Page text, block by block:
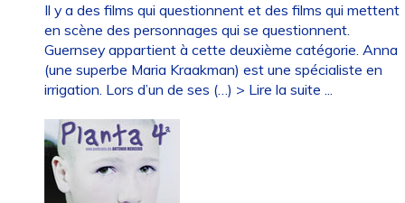
Il y a des films qui questionnent et des films qui mettent
en scène des personnages qui se questionnent.
Guernsey appartient à cette deuxième catégorie. Anna
(une superbe Maria Kraakman) est une spécialiste en
irrigation. Lors d’un de ses (…) > Lire la suite ...